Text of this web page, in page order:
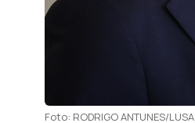
Foto: RODRIGO ANTUNES/LUSA